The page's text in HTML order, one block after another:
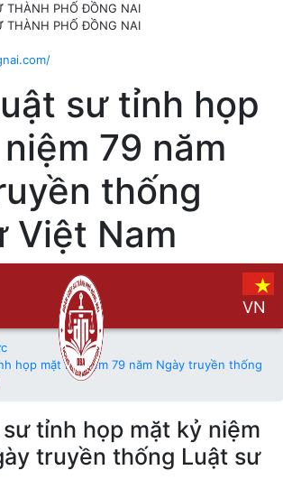
THÀNH PHỐ ĐỒNG NAI
THÀNH PHỐ ĐỒNG NAI
sư tỉnh họp
79 năm
thống
Việt Nam
VN
họp mặt kỷ niệm 79 năm Ngày truyền thống
tỉnh họp mặt kỷ niệm
truyền thống Luật sư